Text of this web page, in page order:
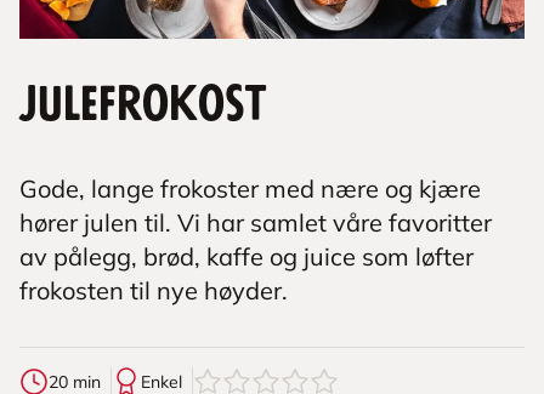
Julefrokost
Gode, lange frokoster med nære og kjære
hører julen til. Vi har samlet våre favoritter
av pålegg, brød, kaffe og juice som løfter
frokosten til nye høyder.
20 min Enkel 0av5stjerner